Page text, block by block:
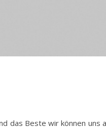
das Beste wir können uns